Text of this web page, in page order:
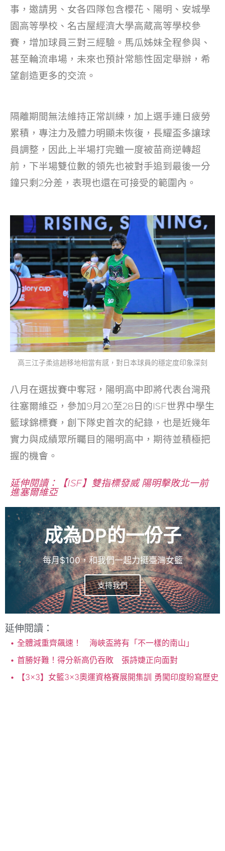
事，邀請男、女各四隊包含櫻花、陽明、安城學
園高等學校、名古屋經濟大學高蔵高等學校參
賽，增加球員三對三經驗。馬瓜姊妹全程參與、
甚至輪流串場，未來也預計常態性固定舉辦，希
望創造更多的交流。
隔離期間無法維持正常訓練，加上選手連日疲勞
累積，專注力及體力明顯未恢復，長耀盃多讓球
員調整，因此上半場打完雖一度被苗商逆轉超
前，下半場雙位數的領先也被對手追到最後一分
鐘只剩2分差，表現也還在可接受的範圍內。
高三江子柔這趟移地相當有感，對日本球員的穩定度印象深刻
八月在選拔賽中奪冠，陽明高中即將代表台灣飛
往塞爾維亞，參加9月20至28日的ISF世界中學生
籃球錦標賽，創下隊史首次的紀錄，也是近幾年
實力與成績眾所矚目的陽明高中，期待並積極把
握的機會。
延伸閱讀：【ISF】雙指標發威 陽明擊敗北一前
進塞爾維亞
成為DP的一份子
每月$100，和我們一起力挺臺灣女籃
支持我們
延伸閱讀：
全體減重齊飆速！ 海峽盃將有「不一樣的南山」
首勝好難！得分新高仍吞敗 張詩婕正向面對
【3×3】女籃3×3奧運資格賽展開集訓 勇闖印度盼寫歷史